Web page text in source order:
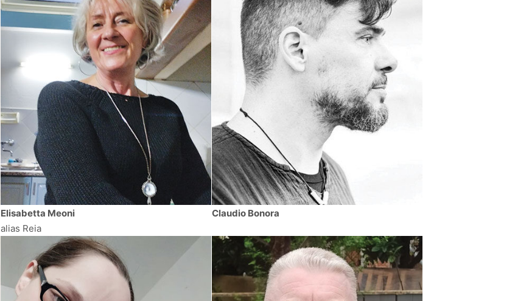
Elisabetta Meoni
alias Reia
Claudio Bonora